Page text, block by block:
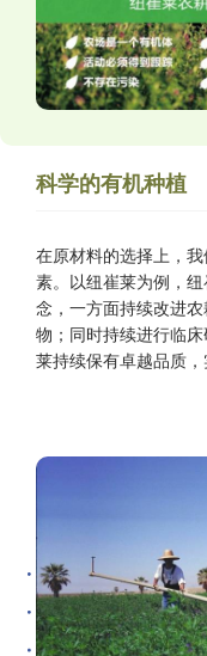
科学的有机种植
在原材料的选择上，
素。以纽崔莱为例，
念，一方面持续改进
物；同时持续进行临
莱持续保有卓越品质，